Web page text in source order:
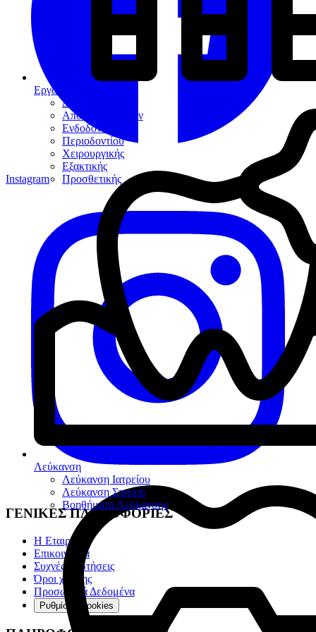
Εργαλεία
Διαγνωστικά
Αποκαταστάσεων
Ενδοδοντίας
Περιοδοντίου
Χειρουργικής
Εξακτικής
Προσθετικής
Λεύκανση
Λεύκανση Ιατρείου
Λεύκανση Σπιτιού
Βοηθήματα Λεύκανσης
Instagram
ΓΕΝΙΚΕΣ ΠΛΗΡΟΦΟΡΙΕΣ
Η Εταιρία
Επικοινωνία
Συχνές ερωτήσεις
Όροι χρήσης
Προσωπικά Δεδομένα
Ρυθμίσεις cookies